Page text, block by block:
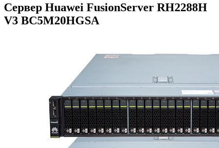
Сервер Huawei FusionServer RH2288H
V3 BC5M20HGSA